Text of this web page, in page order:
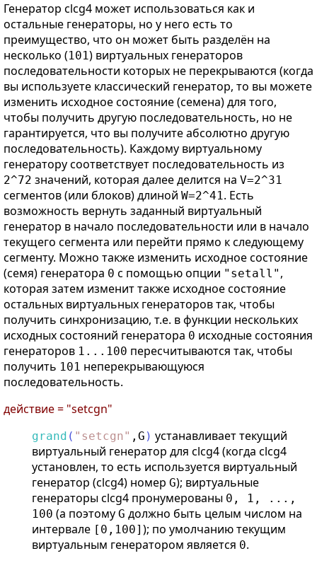
Генератор clcg4 может использоваться как и
остальные генераторы, но у него есть то
преимущество, что он может быть разделён на
несколько (101) виртуальных генераторов
последовательности которых не перекрываются (когда
вы используете классический генератор, то вы можете
изменить исходное состояние (семена) для того,
чтобы получить другую последовательность, но не
гарантируется, что вы получите абсолютно другую
последовательность). Каждому виртуальному
генератору соответствует последовательность из
2^72 значений, которая далее делится на V=2^31
сегментов (или блоков) длиной W=2^41. Есть
возможность вернуть заданный виртуальный
генератор в начало последовательности или в начало
текущего сегмента или перейти прямо к следующему
сегменту. Можно также изменить исходное состояние
(семя) генератора 0 с помощью опции "setall" ,
которая затем изменит также исходное состояние
остальных виртуальных генераторов так, чтобы
получить синхронизацию, т.е. в функции нескольких
исходных состояний генератора 0 исходные состояния
генераторов 1...100 пересчитываются так, чтобы
получить 101 неперекрывающуюся
последовательность.
действие = "setcgn"
grand ( " setcgn" , G ) устанавливает текущий
виртуальный генератор для clcg4 (когда clcg4
установлен, то есть используется виртуальный
генератор (clcg4) номер G); виртуальные
генераторы clcg4 пронумерованы 0, 1, ...,
100 (а поэтому G должно быть целым числом на
интервале [0,100] ); по умолчанию текущим
виртуальным генератором является 0.